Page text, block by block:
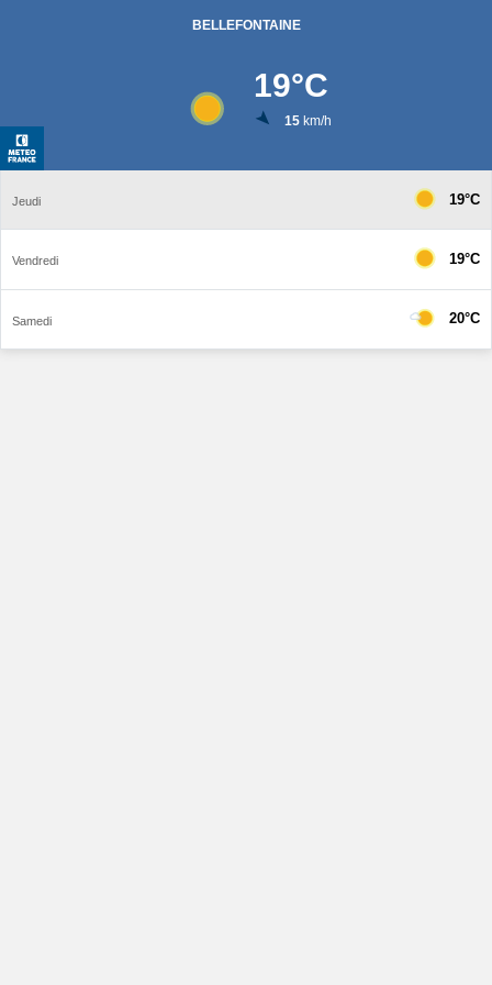
BELLEFONTAINE
19°C
15km/h
Jeudi 19°C
Vendredi 19°C
Samedi 20°C